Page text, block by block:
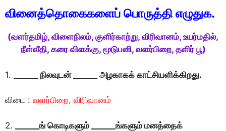
வினைத்தொகைகளைப் பொருத்தி எழுதுக.
(வளர்தமிழ், விளைநிலம், குளிர்காற்று, விரிவானம், உயர்மதில்,
நீள்வீதி, கரை விளக்கு, மூடுபனி, வளர்பிறை, தளிர் பூ)
1. ______ நிலவுடன் ______ அழகாகக் காட்சியளிக்கிறது.
விடை : வளர்பிறை, விரிவானம்
2.
ங் கொடிகளும் ______ங்களும் மனத்தைக்